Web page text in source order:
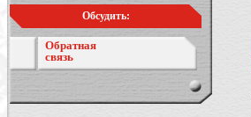
Обсудить:
Обратная
связь